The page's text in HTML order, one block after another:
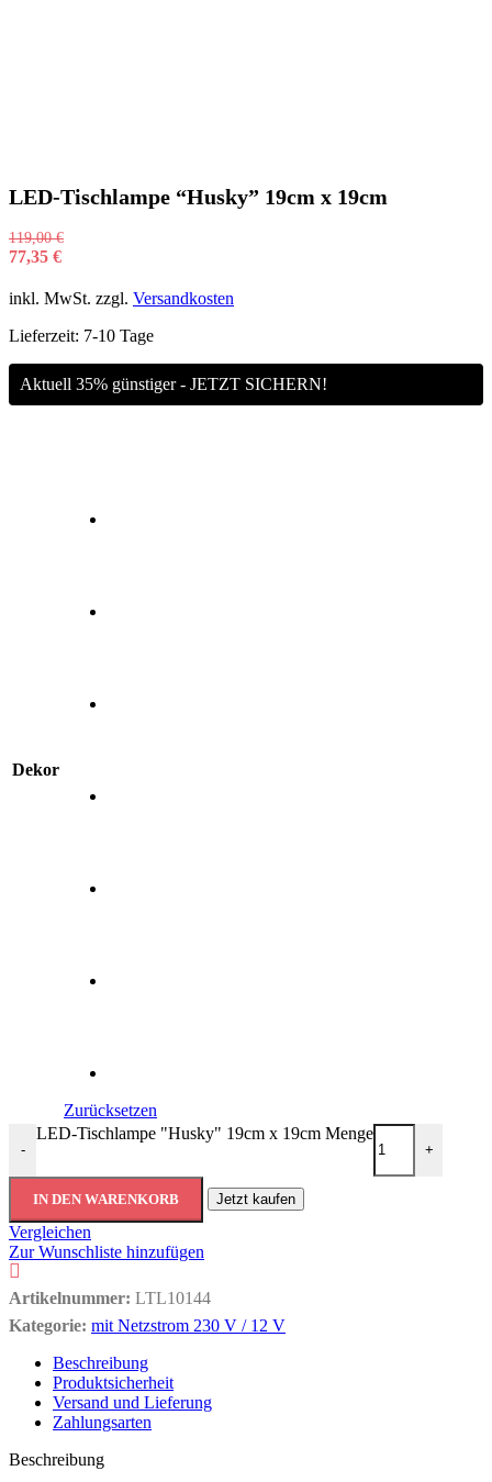
LED-Tischlampe “Husky” 19cm x 19cm
119,00€
77,35 €
inkl. MwSt. zzgl. Versandkosten
Lieferzeit: 7-10 Tage
Aktuell 35% günstiger - JETZT SICHERN!
Dekor
Zurücksetzen
-
LED-Tischlampe "Husky" 19cm x 19cm Menge
+
IN DEN WARENKORB Jetzt kaufen
Vergleichen
Zur Wunschliste hinzufügen
Artikelnummer: LTL10144
Kategorie: mit Netzstrom 230 V / 12 V
Beschreibung
Produktsicherheit
Versand und Lieferung
Zahlungsarten
Beschreibung